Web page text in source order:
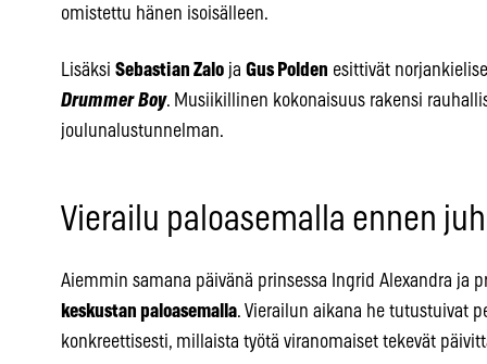
omistettu hänen isoisälleen.
Lisäksi Sebastian Zalo ja Gus Polden esittivät
Drummer Boy. Musiikillinen kokonaisuus rakensi
joulunalustunnelman.
Vierailu paloasemalla ennen
Aiemmin samana päivänä prinsessa Ingrid Alexandra ja
keskustan paloasemalla. Vierailun aikana he tutustuivat
konkreettisesti, millaista työtä viranomaiset tekevät